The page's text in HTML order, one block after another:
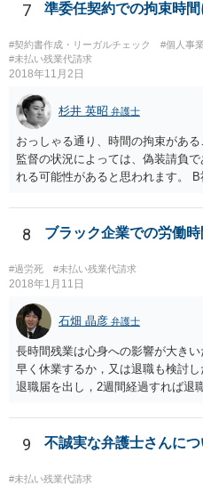
性があるので、あたらしい書面に
7 準委任契約での拘束時
#契約書作成・リーガルチェック #個人事
#未払い残業代請求
2018年11月2日
杉井 英昭 弁護士
おっしゃる通り、時間の拘束があ
監督の状況によっては、偽装請負
れる可能性があると思われます。
ば、折衷的な提案として、「突発
的には１０時〜１９時はできるだ
し、B社常駐時であっても本件以外
す。」というものが考えられます
ば、ちょっと危険な会社だという
8 ブラック企業での労働
#過労死 #未払い残業代請求
2018年1月11日
石畑 晶彦 弁護士
長時間残業は心身への影響が大き
早く休業するか，又は退職も検討
退職届を出し，2週間経過すれば退
であれば，十分な引き継ぎを行っ
ブルは防ぐことが可能です。
9 不誠実な弁護士さんにつ
#未払い残業代請求